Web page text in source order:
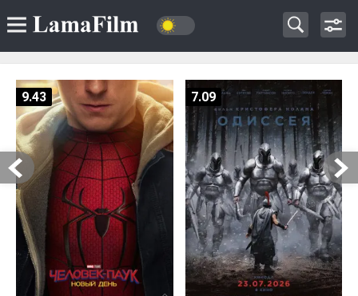
9.43 7.09